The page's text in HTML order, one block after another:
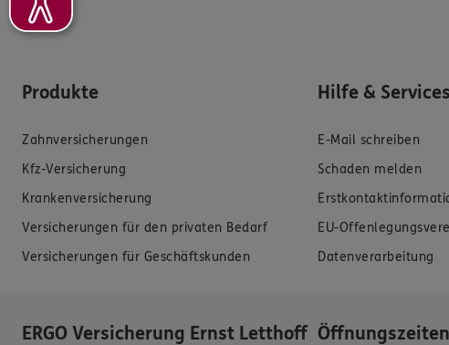
Produkte
Zahnversicherungen
Kfz-Versicherung
Krankenversicherung
Versicherungen für den privaten Bedarf
Versicherungen für Geschäftskunden
Hilfe & Services
E-Mail schreiben
Schaden melden
EU-
Datenverarbeitung
ERGO Versicherung Ernst Letthoff Öffnungszeiten